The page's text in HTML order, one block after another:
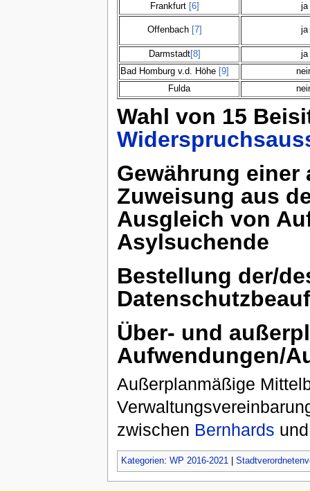
Frankfurt [6] ja
Offenbach [7] ja
Darmstadt [8]
ja
Bad Homburg v.d. Höhe [9]
Fulda
Wahl von 15
Gewährung
Zuweisung aus
Ausgleich von
Asylsuchende
Bestellung der/
Über- und
Aufwendungen/
Außerplanmäßige
zwischen Bernhards
Kategorien: WP 2016-2021|